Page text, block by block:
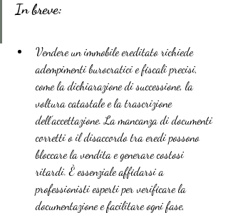
In breve:
Vendere un immobile ereditato richiede
adempimenti burocratici e fiscali precisi,
come la dichiarazione di successione, la
voltura catastale e la trascrizione
dell’accettazione. La mancanza di documenti
corretti o il disaccordo tra eredi possono
bloccare la vendita e generare costosi
ritardi. È essenziale affidarsi a
professionisti esperti per verificare la
documentazione e facilitare ogni fase,